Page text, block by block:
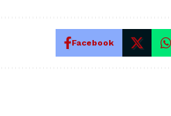
Facebook